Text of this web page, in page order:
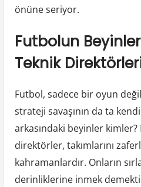
önüne seriyor.
Futbolun
Teknik
Futbol, sadece bir oyun
strateji savaşının da ta
arkasındaki beyinler kimler?
direktörler, takımlarını
kahramanlardır. Onların
derinliklerine inmek